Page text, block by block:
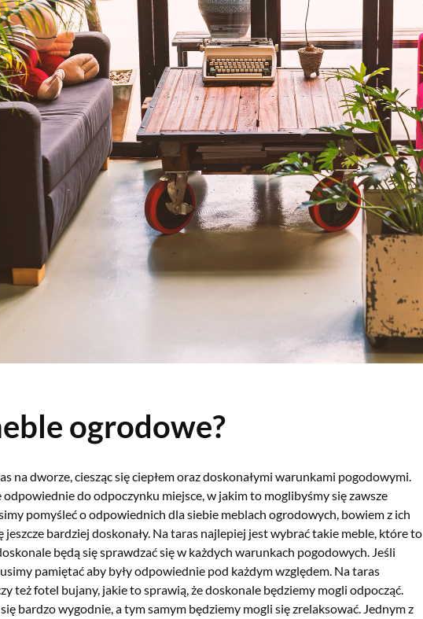
ogrodowe?
na dworze, ciesząc się ciepłem oraz doskonałymi warunkami pogodowymi.
odpowiednie do odpoczynku miejsce, w jakim to moglibyśmy się zawsze
pomyśleć o odpowiednich dla siebie meblach ogrodowych, bowiem z ich
jeszcze bardziej doskonały. Na taras najlepiej jest wybrać takie meble, które to
będą się sprawdzać się w każdych warunkach pogodowych. Jeśli
pamiętać aby były odpowiednie pod każdym względem. Na taras
też fotel bujany, jakie to sprawią, że doskonale będziemy mogli odpocząć.
bardzo wygodnie, a tym samym będziemy mogli się zrelaksować. Jednym z